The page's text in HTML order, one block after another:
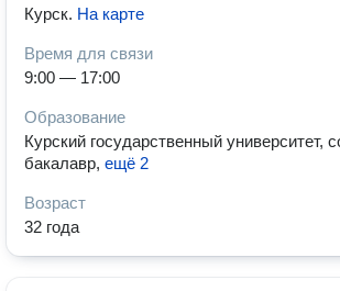
Курск. На карте
Время для связи
9:00 — 17:00
Образование
Курский государственный университет,
бакалавр, ещё 2
Возраст
32 года